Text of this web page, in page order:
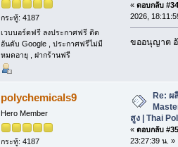
กระทู้: 4187
เวบบอร์ดฟรี ลงประกาศฟรี ติด
อันดับ Google , ประกาศฟรีไม่มี
หมดอายุ , ฝากร้านฟรี
« ตอบกลับ
2026,
ขออนุญาต
polychemicals9
Hero Member
กระทู้: 4187
Re: ผ
สูง | Thai
« ตอบกลับ
23:27:39 น. »